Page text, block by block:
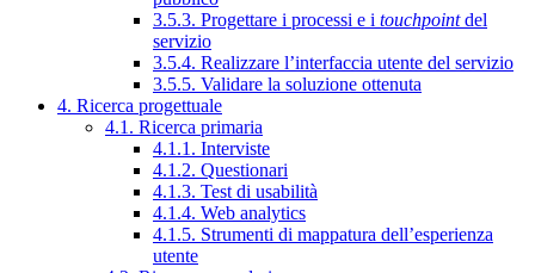
3.5.3. Progettare i processi e i touchpointdel
servizio
3.5.4. Realizzare l’interfaccia utente del servizio
3.5.5. Validare la soluzione ottenuta
4. Ricerca progettuale
4.1. Ricerca primaria
4.1.1. Interviste
4.1.2. Questionari
4.1.3. Test di usabilità
4.1.4. Web analytics
4.1.5. Strumenti di mappatura dell’esperienza
utente